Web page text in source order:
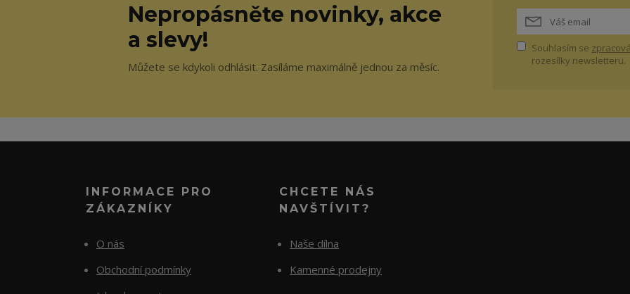
Nepropásněte novinky, akce
a slevy!
Můžete se kdykoli odhlásit. Zasíláme maximálně jednou za měsíc.
Souhlasím se
rozesílky newsletteru.
INFORMACE PRO
ZÁKAZNÍKY
O nás
Obchodní podmínky
CHCETE NÁS
NAVŠTÍVIT?
Naše dílna
Kamenné prodejny